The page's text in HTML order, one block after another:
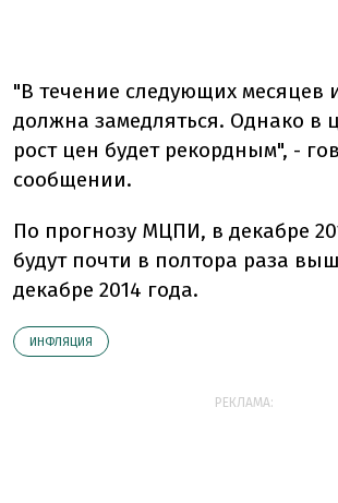
"В течение следующих месяцев
должна замедляться. Однако в
рост цен будет рекордным", -
сообщении.
По прогнозу МЦПИ, в декабре
будут почти в полтора раза
декабре 2014 года.
ИНФЛЯЦИЯ
РЕКЛАМА: